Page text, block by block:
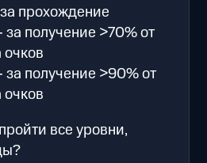
прохождение
за получение >70% от
за получение >90% от
все уровни,